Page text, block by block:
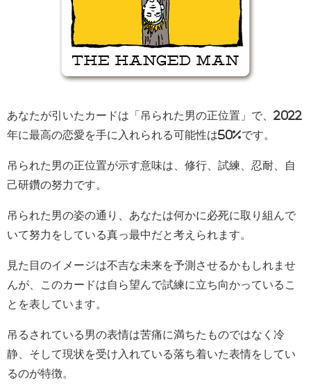
あなたが引いたカードは「吊られた男の正位置」で、2022
年に最高の恋愛を手に入れられる可能性は50%です。
吊られた男の正位置が示す意味は、修行、試練、忍耐、自
己研鑽の努力です。
吊られた男の姿の通り、あなたは何かに必死に取り組んで
いて努力をしている真っ最中だと考えられます。
見た目のイメージは不吉な未来を予測させるかもしれませ
んが、このカードは自ら望んで試練に立ち向かっているこ
とを表しています。
吊るされている男の表情は苦痛に満ちたものではなく冷
静、そして現状を受け入れている落ち着いた表情をしてい
るのが特徴。